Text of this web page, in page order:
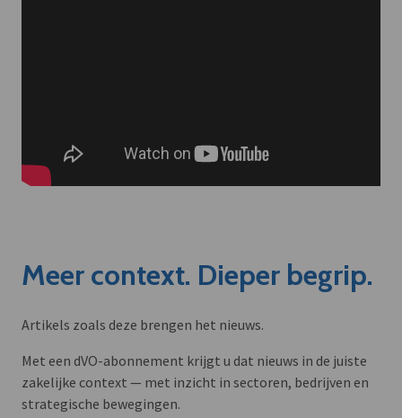
Meer context. Dieper begrip.
Artikels zoals deze brengen het nieuws.
Met een dVO-abonnement krijgt u dat nieuws in de juiste
zakelijke context — met inzicht in sectoren, bedrijven en
strategische bewegingen.